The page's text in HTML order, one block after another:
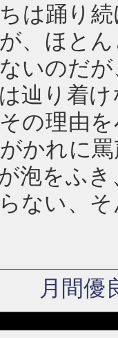
は踊り
、ほと
いのだ
辿り着
の理由
かれに
泡をふ
ない、
月間優